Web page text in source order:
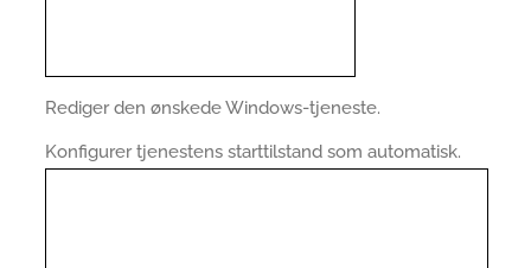
Rediger den ønskede Windows-tjeneste.
Konfigurer tjenestens starttilstand som automatisk.